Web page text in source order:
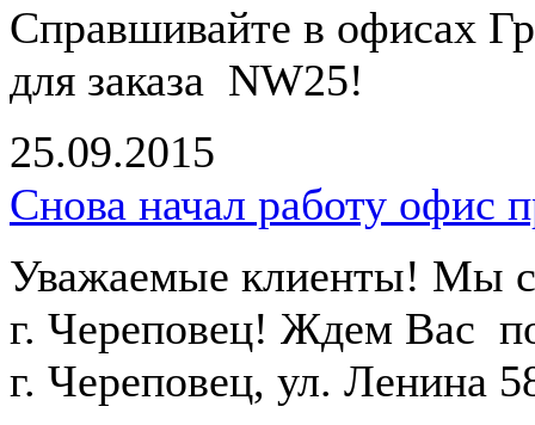
Справшивайте в офисах
для заказа NW25!
25.09.2015
Снова начал работу офис
Уважаемые клиенты! Мы
г. Череповец! Ждем Вас
г. Череповец, ул. Ленина